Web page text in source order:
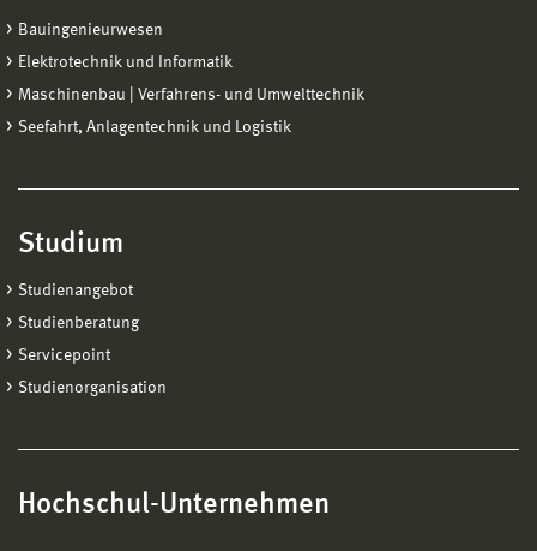
Bauingenieurwesen
Elektrotechnik und Informatik
Maschinenbau | Verfahrens- und Umwelttechnik
Seefahrt, Anlagentechnik und Logistik
Studium
Studienangebot
Studienberatung
Servicepoint
Studienorganisation
Hochschul-Unternehmen